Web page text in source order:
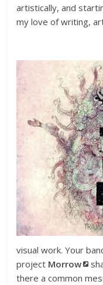
artistically, and
my love of writing,
visual work. Your
project Morrow
there a common